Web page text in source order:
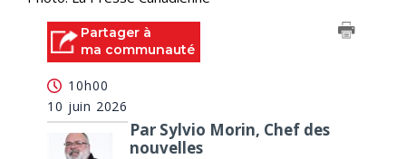
Partager à
ma communauté
10h00
10 juin 2026
Par Sylvio Morin, Chef des
nouvelles